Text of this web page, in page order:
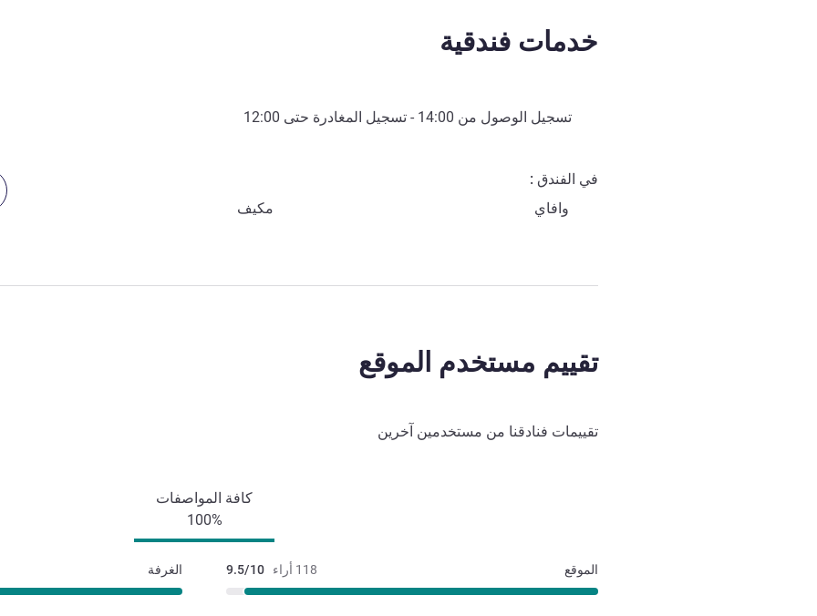
خدمات فندقية
تسجيل الوصول من 14:00 - تسجيل المغادرة حتى 12:00
في الفندق
وافاي
مكيف
تقييم مستخدم الموقع
تقييمات فنادقنا من مستخدمين آخرين
كافة المواصفات
100%
118 أراء 9.5/10 الموقع الغرفة